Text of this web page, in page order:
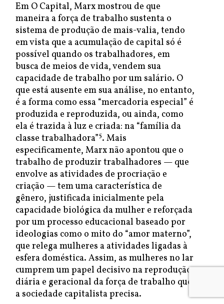
Em O Capital, Marx mostrou de que
maneira a força de trabalho sustenta o
sistema de produção de mais-valia, tendo
em vista que a acumulação de capital só é
possível quando os trabalhadores, em
busca de meios de vida, vendem sua
capacidade de trabalho por um salário. O
que está ausente em sua análise, no entanto,
é a forma como essa “mercadoria especial” é
produzida e reproduzida, ou ainda, como
ela é trazida à luz e criada: na “família da
classe trabalhadora”5. Mais
especificamente, Marx não apontou que o
trabalho de produzir trabalhadores — que
envolve as atividades de procriação e
criação — tem uma característica de
gênero, justificada inicialmente pela
capacidade biológica da mulher e reforçada
por um processo educacional baseado por
ideologias como o mito do “amor materno”,
que relega mulheres a atividades ligadas à
esfera doméstica. Assim, as mulheres no lar
cumprem um papel decisivo na reprodução
diária e geracional da força de trabalho que
a sociedade capitalista precisa.